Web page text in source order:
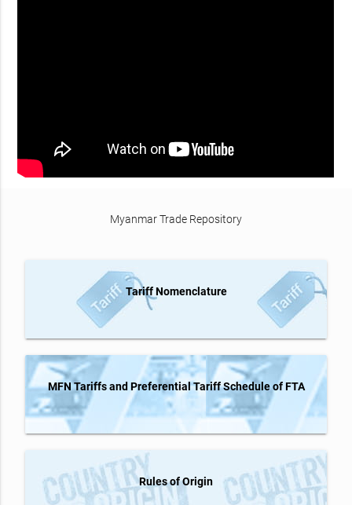
Myanmar Trade Repository
Tariff Nomenclature
MFN Tariffs and Preferential Tariff Schedule of FTA
Rules of Origin